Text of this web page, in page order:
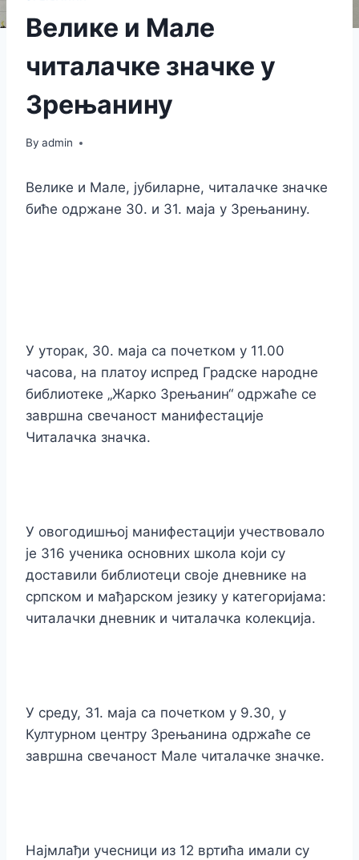
Велике и Мале
читалачке значке у
Зрењанину
By admin
Велике и Мале, јубиларне, читалачке значке
биће одржане 30. и 31. маја у Зрењанину.
У уторак, 30. маја са почетком у 11.00
часова, на платоу испред Градске народне
библиотеке „Жарко Зрењанин“ одржаће се
завршна свечаност манифестације
Читалачка значка.
У овогодишњој манифестацији учествовало
је 316 ученика основних школа који су
доставили библиотеци своје дневнике на
српском и мађарском језику у категоријама:
читалачки дневник и читалачка колекција.
У среду, 31. маја са почетком у 9.30, у
Културном центру Зрењанина одржаће се
завршна свечаност Мале читалачке значке.
Најмлађи учесници из 12 вртића имали су